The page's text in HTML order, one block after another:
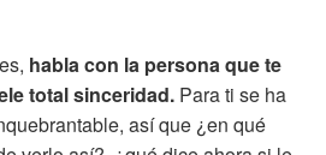
habla con la persona que te
total sinceridad. Para ti se ha
así que ¿en qué